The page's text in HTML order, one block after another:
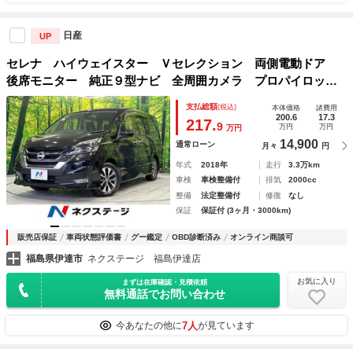
UP 日産
セレナ ハイウェイスター Ｖセレクション 両側電動ドア
後席モニター 純正９型ナビ 全周囲カメラ プロパイロッ
ト 衝突軽減装置 セーフティパックＢ 禁煙車 ドラレコ
障害物センサー スマートキー ＬＥＤヘッド ＥＴＣ デジ
タルインナーミラー
支払総額(税込)
217.9 万円
本体価格
200.6
万円
諸費用
17.3
万円
通常ローン 月々 14,900 円
年式 2018年 走行
3.3万km
車検
車検整備付 排気
2000cc
整備
法定整備付 修復
なし
保証
保証付 (3ヶ月・3000km)
販売店保証 車両状態評価書 グー鑑定 OBD診断済み オンライン商談可
福島県伊達市 ネクステージ 福島伊達店
まずは在庫確認・見積依頼
無料通話でお問い合わせ
お気に入り
今あなたの他に7人が見ています